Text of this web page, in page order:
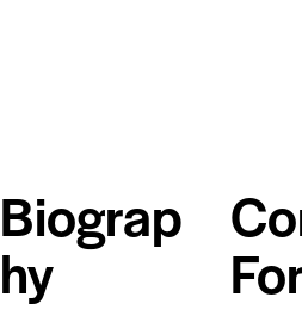
Biograp
hy